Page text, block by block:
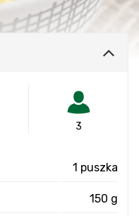
3
1 puszka
150 g